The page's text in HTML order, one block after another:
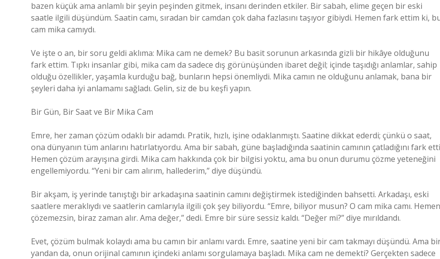
bazen küçük ama anlamlı bir şeyin peşinden gitmek, insanı derinden etkiler. Bir sabah, elime geçen bir eski
saatle ilgili düşündüm. Saatin camı, sıradan bir camdan çok daha fazlasını taşıyor gibiydi. Hemen fark ettim ki,
cam mika camıydı.
Ve işte o an, bir soru geldi aklıma: Mika cam ne demek? Bu basit sorunun arkasında gizli bir hikâye olduğunu
fark ettim. Tıpkı insanlar gibi, mika cam da sadece dış görünüşünden ibaret değil; içinde taşıdığı anlamlar, sahip
olduğu özellikler, yaşamla kurduğu bağ, bunların hepsi önemliydi. Mika camın ne olduğunu anlamak, bana bir
şeyleri daha iyi anlamamı sağladı. Gelin, siz de bu keşfi yapın.
Bir Gün, Bir Saat ve Bir Mika Cam
Emre, her zaman çözüm odaklı bir adamdı. Pratik, hızlı, işine odaklanmıştı. Saatine dikkat ederdi; çünkü o saat,
ona dünyanın tüm anlarını hatırlatıyordu. Ama bir sabah, güne başladığında saatinin camının çatladığını fark
Hemen çözüm arayışına girdi. Mika cam hakkında çok bir bilgisi yoktu, ama bu onun durumu çözme yeteneğini
engellemiyordu. “Yeni bir cam alırım, hallederim,” diye düşündü.
Bir akşam, iş yerinde tanıştığı bir arkadaşına saatinin camını değiştirmek istediğinden bahsetti. Arkadaşı, eski
saatlere meraklıydı ve saatlerin camlarıyla ilgili çok şey biliyordu. “Emre, biliyor musun? O cam mika camı. Hemen
çözemezsin, biraz zaman alır. Ama değer,” dedi. Emre bir süre sessiz kaldı. “Değer mi?” diye mırıldandı.
Evet, çözüm bulmak kolaydı ama bu camın bir anlamı vardı. Emre, saatine yeni bir cam takmayı düşündü. Ama
yandan da, onun orijinal camının içindeki anlamı sorgulamaya başladı. Mika cam ne demekti? Gerçekten sadece